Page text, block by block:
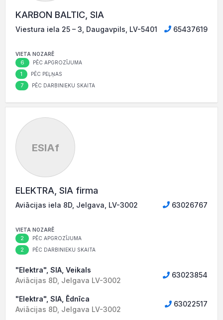
KARBON BALTIC, SIA
Viestura iela 25 – 3, Daugavpils, LV-5401 65437619
VIETA NOZARĒ
6 PĒC APGROZĪJUMA
1 PĒC PEĻŅAS
7 PĒC DARBINIEKU SKAITA
ESIAf
ELEKTRA, SIA firma
Aviācijas iela 8D, Jelgava, LV-3002 63026767
VIETA NOZARĒ
2 PĒC APGROZĪJUMA
2 PĒC DARBINIEKU SKAITA
"Elektra", SIA, Veikals
Aviācijas 8D, Jelgava LV-3002
63023854
"Elektra", SIA, Ēdnīca
Aviācijas 8D, Jelgava LV-3002
63022517